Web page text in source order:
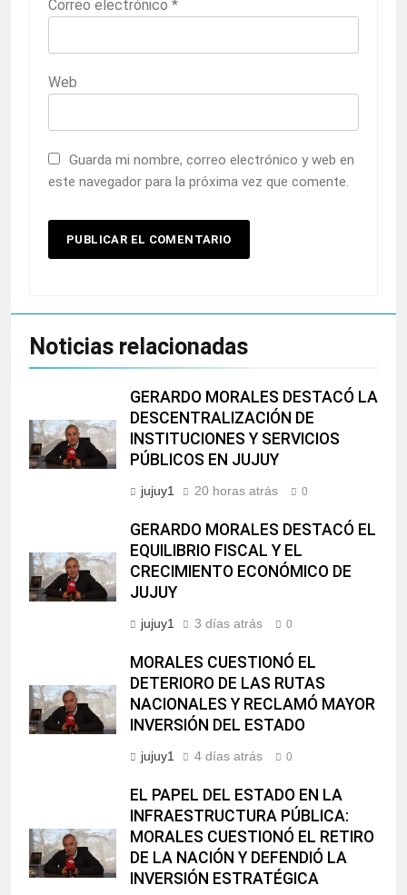
Correo electrónico *
Web
Guarda mi nombre, correo electrónico y web en
este navegador para la próxima vez que comente.
Noticias relacionadas
GERARDO MORALES DESTACÓ LA
DESCENTRALIZACIÓN DE
INSTITUCIONES Y SERVICIOS
PÚBLICOS EN JUJUY
jujuy1 20 horas atrás 0
GERARDO MORALES DESTACÓ EL
EQUILIBRIO FISCAL Y EL
CRECIMIENTO ECONÓMICO DE
JUJUY
jujuy1 3 días atrás 0
MORALES CUESTIONÓ EL
DETERIORO DE LAS RUTAS
NACIONALES Y RECLAMÓ MAYOR
INVERSIÓN DEL ESTADO
jujuy1 4 días atrás 0
EL PAPEL DEL ESTADO EN LA
INFRAESTRUCTURA PÚBLICA:
MORALES CUESTIONÓ EL RETIRO
DE LA NACIÓN Y DEFENDIÓ LA
INVERSIÓN ESTRATÉGICA